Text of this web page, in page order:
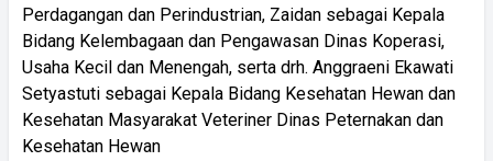
Perdagangan dan Perindustrian, Zaidan sebagai Kepala
Bidang Kelembagaan dan Pengawasan Dinas Koperasi,
Usaha Kecil dan Menengah, serta drh. Anggraeni Ekawati
Setyastuti sebagai Kepala Bidang Kesehatan Hewan dan
Kesehatan Masyarakat Veteriner Dinas Peternakan dan
Kesehatan Hewan